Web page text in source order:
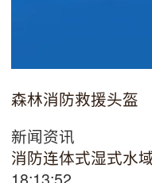
森林消防救援头盔
新闻资讯
消防连体式湿式水